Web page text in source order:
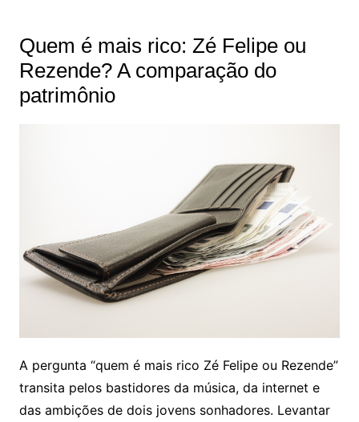
Quem é mais rico: Zé Felipe ou
Rezende? A comparação do
patrimônio
A pergunta “quem é mais rico Zé Felipe ou Rezende”
transita pelos bastidores da música, da internet e
das ambições de dois jovens sonhadores. Levantar